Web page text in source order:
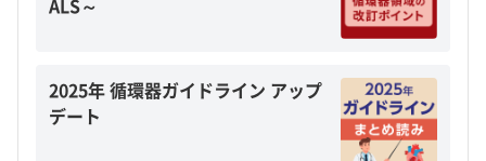
ALS～
2025年 循環器ガイドライン アップ
デート